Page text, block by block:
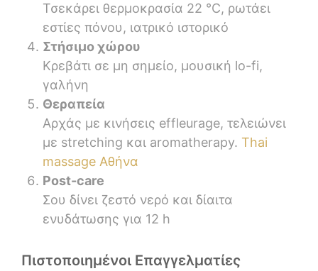
Τσεκάρει θερμοκρασία 22 °C, ρωτάει
εστίες πόνου, ιατρικό ιστορικό
Στήσιμο χώρου
Κρεβάτι σε μη σημείο, μουσική lo-fi,
γαλήνη
Θεραπεία
Αρχάς με κινήσεις effleurage, τελειώνει
με stretching και aromatherapy. Thai
massage Αθήνα
Post-care
Σου δίνει ζεστό νερό και δίαιτα
ενυδάτωσης για 12 h
Πιστοποιημένοι Επαγγελματίες